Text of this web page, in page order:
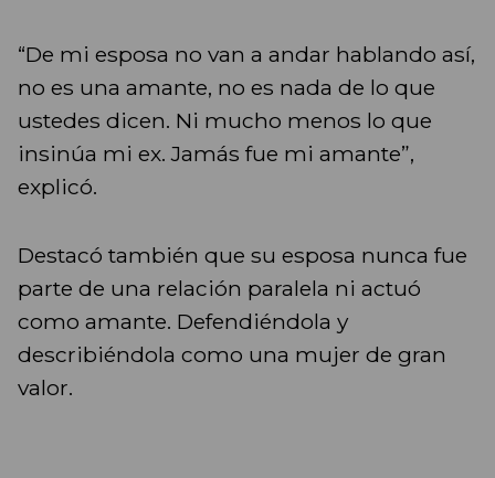
“De mi esposa no van a andar hablando así,
no es una amante, no es nada de lo que
ustedes dicen. Ni mucho menos lo que
insinúa mi ex. Jamás fue mi amante”,
explicó.
Destacó también que su esposa nunca fue
parte de una relación paralela ni actuó
como amante. Defendiéndola y
describiéndola como una mujer de gran
valor.